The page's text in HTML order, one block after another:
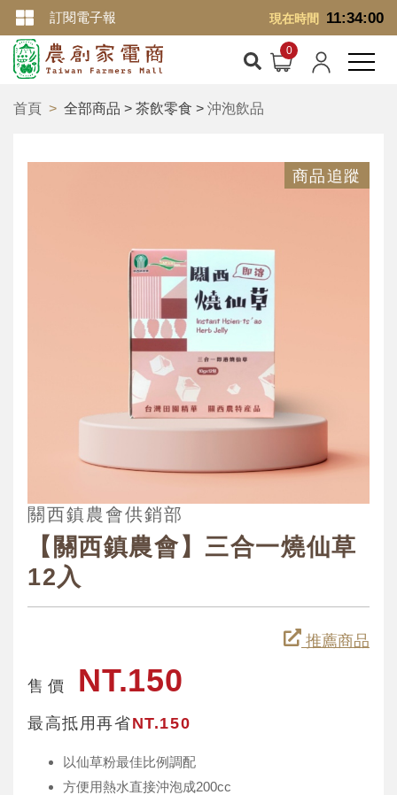
現在時間 11:34:00
訂閱電子報
首頁 全部商品 > 茶飲零食 > 沖泡飲品
商品追蹤
關西鎮農會供銷部
【關西鎮農會】三合一燒仙草
12入
推薦商品
售 價 NT.150
最高抵用再省NT.150
以仙草粉最佳比例調配
方便用熱水直接沖泡成200cc